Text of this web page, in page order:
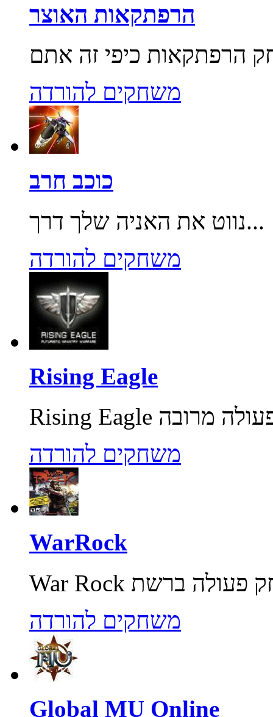
הרפתקאות האוצר
משחקים להורדה
כוכב חרב
נווט את האניה שלך דרך...
משחקים להורדה
Rising Eagle
משחקים להורדה
WarRock
משחקים להורדה
Global MU Online